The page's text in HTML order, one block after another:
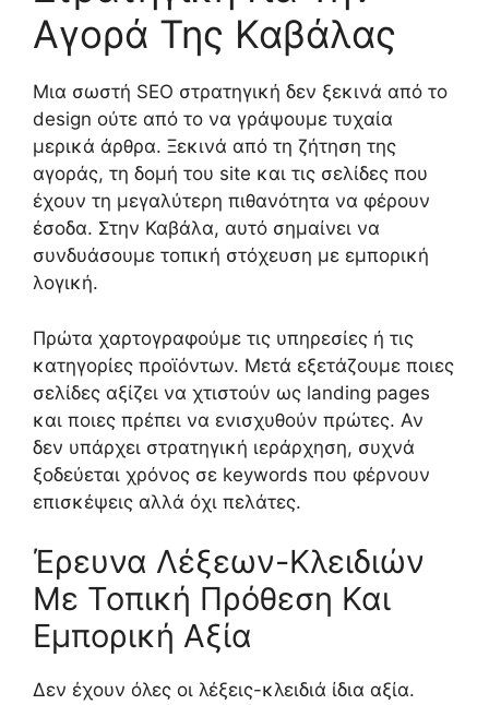
Αγορά Της Καβάλας
Μια σωστή SEO στρατηγική δεν ξεκινά από το
design ούτε από το να γράψουμε τυχαία
μερικά άρθρα. Ξεκινά από τη ζήτηση της
αγοράς, τη δομή του site και τις σελίδες που
έχουν τη μεγαλύτερη πιθανότητα να φέρουν
έσοδα. Στην Καβάλα, αυτό σημαίνει να
συνδυάσουμε τοπική στόχευση με εμπορική
λογική.
Πρώτα χαρτογραφούμε τις υπηρεσίες ή τις
κατηγορίες προϊόντων. Μετά εξετάζουμε ποιες
σελίδες αξίζει να χτιστούν ως landing pages
και ποιες πρέπει να ενισχυθούν πρώτες. Αν
δεν υπάρχει στρατηγική ιεράρχηση, συχνά
ξοδεύεται χρόνος σε keywords που φέρνουν
επισκέψεις αλλά όχι πελάτες.
Έρευνα Λέξεων-Κλειδιών
Με Τοπική Πρόθεση Και
Εμπορική Αξία
Δεν έχουν όλες οι λέξεις-κλειδιά ίδια αξία.